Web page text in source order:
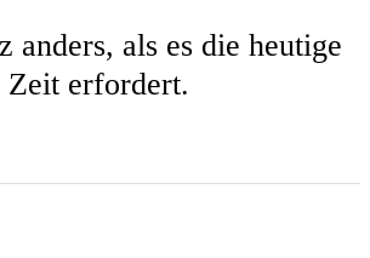
anders, als es die heutige
Zeit erfordert.